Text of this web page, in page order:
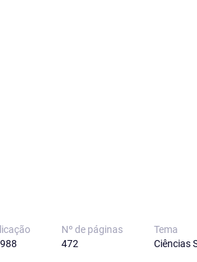
Nº de páginas
472
Tema
Ciências